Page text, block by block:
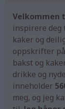
Velkommen
inspirere deg
kaker og
oppskrifter
bakst og
drikke og
inneholder
meg, og jeg